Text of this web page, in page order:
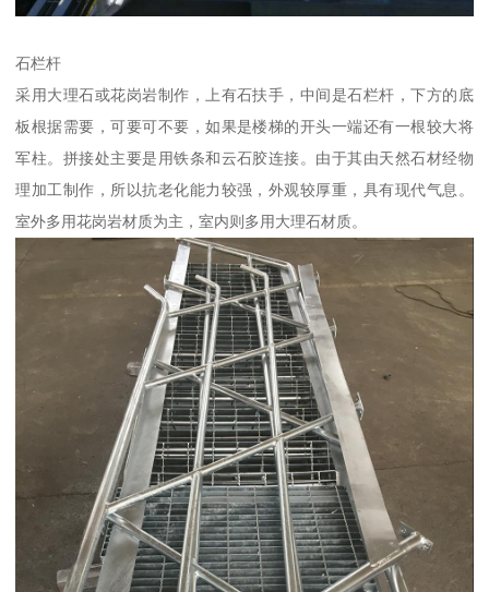
石栏杆
采用大理石或花岗岩制作，上有石扶手，中间是石栏杆，下方的底
板根据需要，可要可不要，如果是楼梯的开头一端还有一根较大将
军柱。拼接处主要是用铁条和云石胶连接。由于其由天然石材经物
理加工制作，所以抗老化能力较强，外观较厚重，具有现代气息。
室外多用花岗岩材质为主，室内则多用大理石材质。